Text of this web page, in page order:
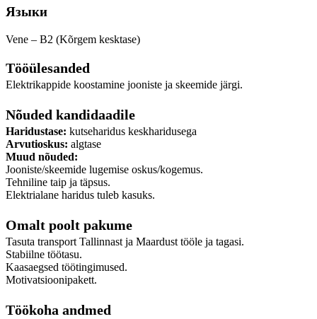
Языки
Vene – B2 (Kõrgem kesktase)
Tööülesanded
Elektrikappide koostamine jooniste ja skeemide järgi.
Nõuded kandidaadile
Haridustase: kutseharidus keskharidusega
Arvutioskus: algtase
Muud nõuded:
Jooniste/skeemide lugemise oskus/kogemus.
Tehniline taip ja täpsus.
Elektrialane haridus tuleb kasuks.
Omalt poolt pakume
Tasuta transport Tallinnast ja Maardust tööle ja tagasi.
Stabiilne töötasu.
Kaasaegsed töötingimused.
Motivatsioonipakett.
Töökoha andmed